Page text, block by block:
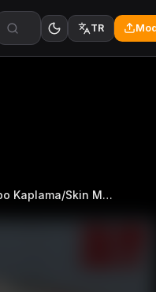
TR
Tır Kombo Kaplama/Skin Modları